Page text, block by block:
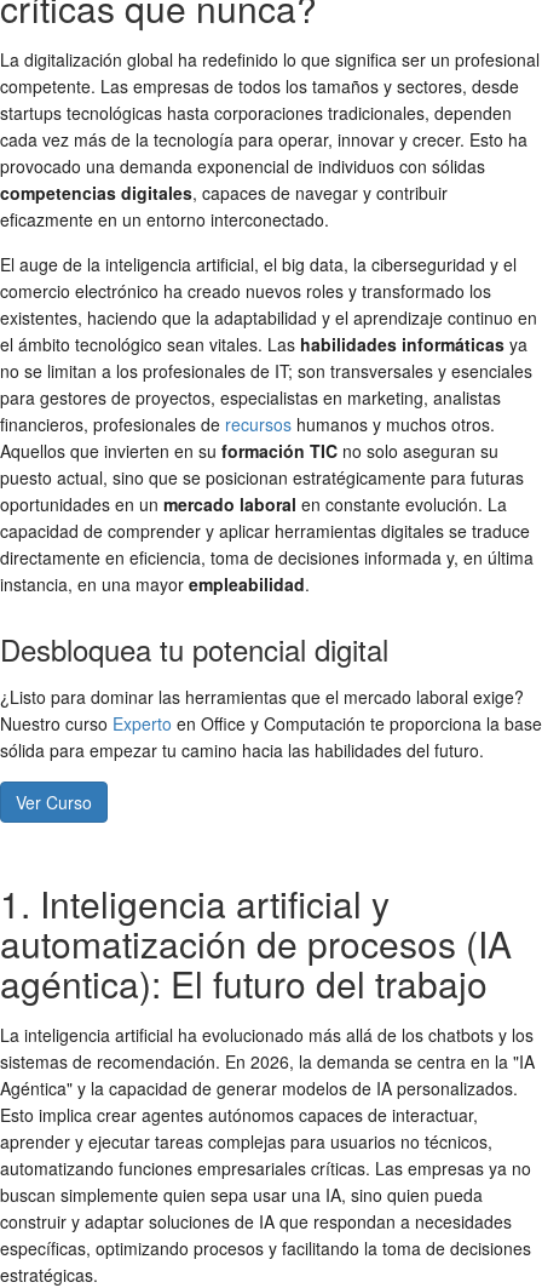
La digitalización global ha redefinido lo que significa ser un profesional
competente. Las empresas de todos los tamaños y sectores, desde
startups tecnológicas hasta corporaciones tradicionales, dependen
cada vez más de la tecnología para operar, innovar y crecer. Esto ha
provocado una demanda exponencial de individuos con sólidas
competencias digitales, capaces de navegar y contribuir
eficazmente en un entorno interconectado.
El auge de la inteligencia artificial, el big data, la ciberseguridad y el
comercio electrónico ha creado nuevos roles y transformado los
existentes, haciendo que la adaptabilidad y el aprendizaje continuo en
el ámbito tecnológico sean vitales. Las habilidades informáticas ya
no se limitan a los profesionales de IT; son transversales y esenciales
para gestores de proyectos, especialistas en marketing, analistas
financieros, profesionales de recursos humanos y muchos otros.
Aquellos que invierten en su formación TIC no solo aseguran su
puesto actual, sino que se posicionan estratégicamente para futuras
oportunidades en un mercado laboral en constante evolución. La
capacidad de comprender y aplicar herramientas digitales se traduce
directamente en eficiencia, toma de decisiones informada y, en última
instancia, en una mayor empleabilidad.
Desbloquea tu potencial digital
¿Listo para dominar las herramientas que el mercado laboral exige?
Nuestro curso Experto en Office y Computación te proporciona la base
sólida para empezar tu camino hacia las habilidades del futuro.
Ver Curso
1. Inteligencia artificial y
automatización de procesos (IA
agéntica): El futuro del trabajo
La inteligencia artificial ha evolucionado más allá de los chatbots y los
sistemas de recomendación. En 2026, la demanda se centra en la "IA
Agéntica" y la capacidad de generar modelos de IA personalizados.
Esto implica crear agentes autónomos capaces de interactuar,
aprender y ejecutar tareas complejas para usuarios no técnicos,
automatizando funciones empresariales críticas. Las empresas ya no
buscan simplemente quien sepa usar una IA, sino quien pueda
construir y adaptar soluciones de IA que respondan a necesidades
específicas, optimizando procesos y facilitando la toma de decisiones
estratégicas.